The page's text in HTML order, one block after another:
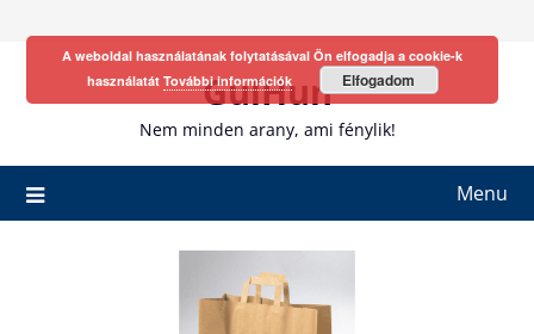
GulHun
Nem minden arany, ami fénylik!
Menu
A weboldal használatának folytatásával Ön elfogadja a cookie-k
használatát További információk Elfogadom